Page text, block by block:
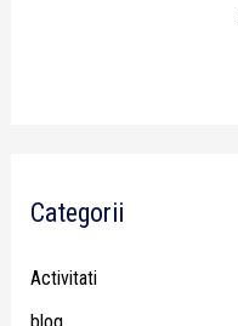
Categorii
Activitati
blog